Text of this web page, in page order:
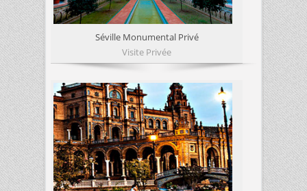
Séville Monumental Privé
Visite Privée